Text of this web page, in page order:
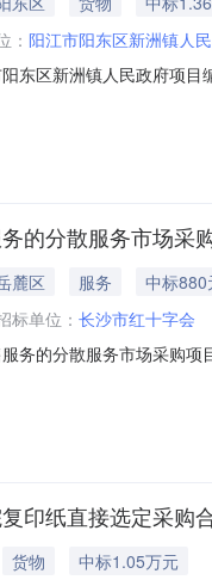
： 阳江市阳东区新洲镇人
东区新洲镇人民政府项
系方式：6750018供应商
的分散服务市场采
麓区 服务
中标880
标单位： 长沙市红十字会
务的分散服务市场采购
字会采购单位地址：长
印纸直接选定采购
货物
中标1.05万元